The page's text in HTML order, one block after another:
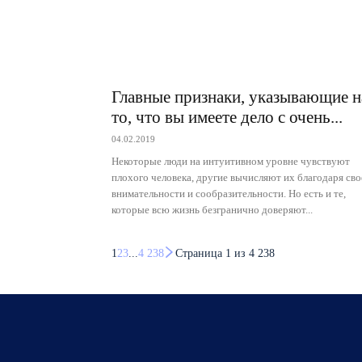
Главные признаки, указывающие
то, что вы имеете дело с очень...
04.02.2019
Некоторые люди на интуитивном уровне чувствуют
плохого человека, другие вычисляют их благодаря
внимательности и сообразительности. Но есть и те,
которые всю жизнь безгранично доверяют...
1 23 4 238 Страница 1 из 4 238